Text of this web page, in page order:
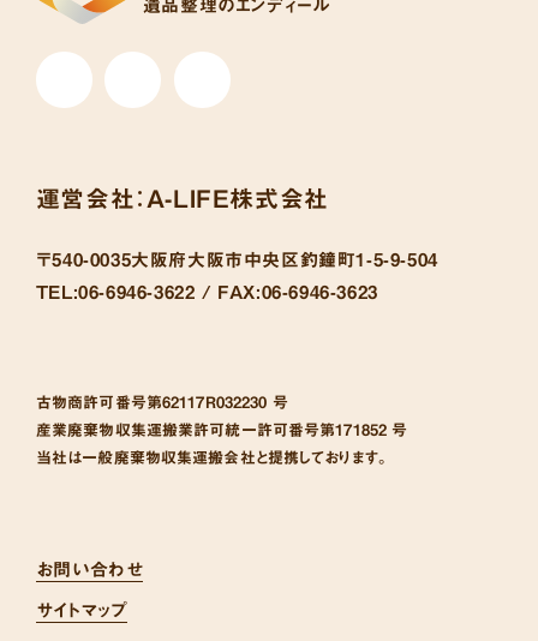
遺品整理のエンディール
運営会社： A-LIFE株式会社
〒540-0035大阪府大阪市中央区釣鐘町1-5-9-504
TEL:06-6946-3622 / FAX:06-6946-3623
古物商許可番号第62117R032230 号
産業廃棄物収集運搬業許可統一許可番号第171852 号
当社は一般廃棄物収集運搬会社と提携しております。
お問い合わせ
サイトマップ